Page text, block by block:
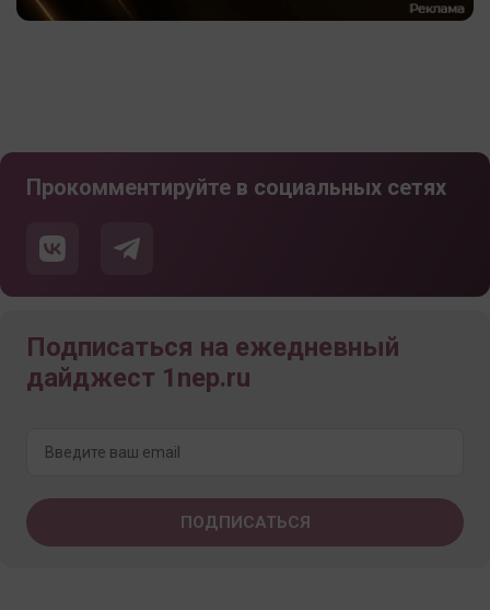
Прокомментируйте в социальных сетях
Подписаться на ежедневный
дайджест 1nep.ru